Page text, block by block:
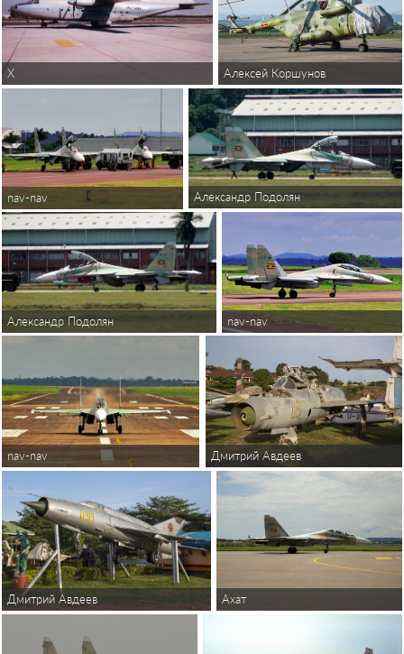
X Алексей Коршунов
nav-nav Александр Подолян
Александр Подолян nav-nav
nav-nav Дмитрий Авдеев
Дмитрий Авдеев Ахат